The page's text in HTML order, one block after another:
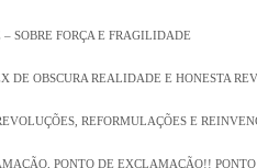
SOBRE FORÇA E FRAGILIDADE
DE OBSCURA REALIDADE E HONESTA
REFORMULAÇÕES E
PONTO DE EXCLAMAÇÃO!!